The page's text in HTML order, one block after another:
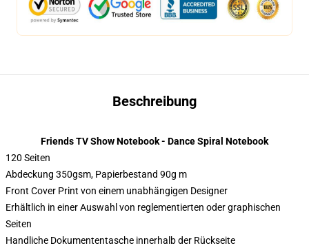
Beschreibung
Friends TV Show Notebook - Dance Spiral Notebook
120 Seiten
Abdeckung 350gsm, Papierbestand 90g m
Front Cover Print von einem unabhängigen Designer
Erhältlich in einer Auswahl von reglementierten oder graphischen
Seiten
Handliche Dokumententasche innerhalb der Rückseite